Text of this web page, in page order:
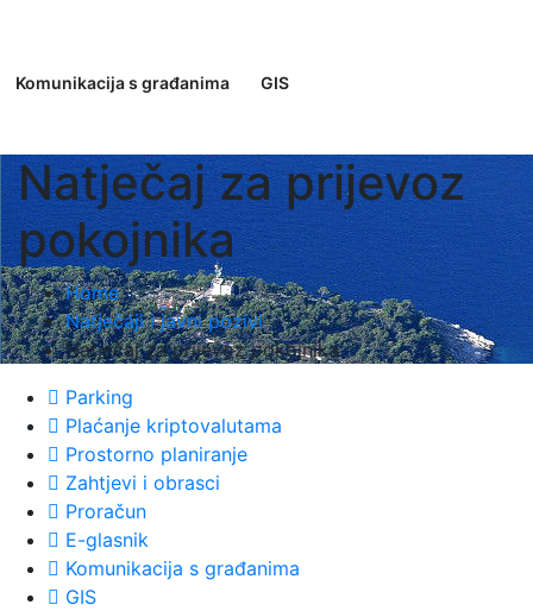
Komunikacija s građanima GIS
Natječaj za prijevoz
pokojnika
Home
Natječaji i javni pozivi
Natječaj za prijevoz pokojnika
Parking
Plaćanje kriptovalutama
Prostorno planiranje
Zahtjevi i obrasci
Proračun
E-glasnik
Komunikacija s građanima
GIS